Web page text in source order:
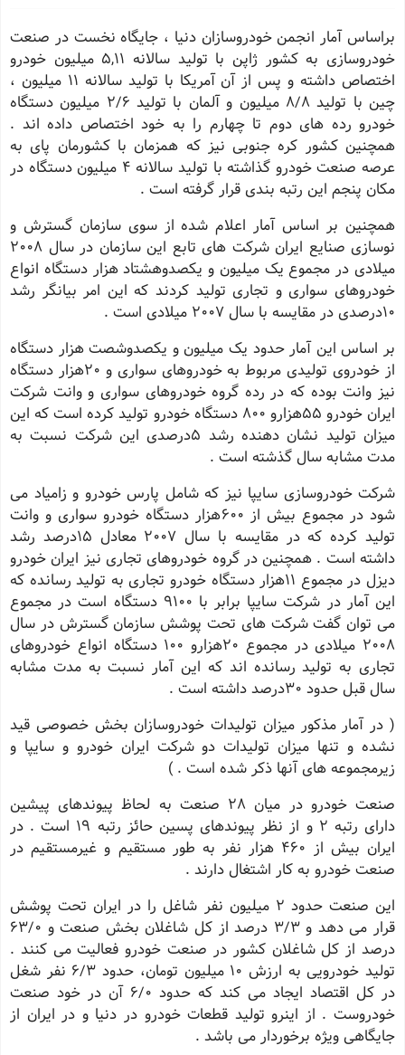
براساس آمار انجمن خودروسازان دنیا ، جایگاه نخست در صنعت
خودروسازی به کشور ژاپن با تولید سالانه 5,11 میلیون خودرو
اختصاص داشته و پس از آن آمریکا با تولید سالانه 11 میلیون ،
چین با تولید 8/8 میلیون و آلمان با تولید 2/6 میلیون دستگاه
خودرو رده های دوم تا چهارم را به خود اختصاص داده اند .
همچنین کشور کره جنوبی نیز که همزمان با کشورمان پای به
عرصه صنعت خودرو گذاشته با تولید سالانه 4 میلیون دستگاه در
مکان پنجم این رتبه بندی قرار گرفته است .
همچنین بر اساس آمار اعلام شده از سوی سازمان گسترش و
نوسازی صنایع ایران شرکت های تابع این سازمان در سال 2008
میلادی در مجموع یک میلیون و یکصدوهشتاد هزار دستگاه انواع
خودروهای سواری و تجاری تولید کردند که این امر بیانگر رشد
10درصدی در مقایسه با سال 2007 میلادی است .
بر اساس این آمار حدود یک میلیون و یکصدوشصت هزار دستگاه
از خودروی تولیدی مربوط به خودروهای سواری و 20هزار دستگاه
نیز وانت بوده که در رده گروه خودروهای سواری و وانت شرکت
ایران خودرو 55هزارو 800 دستگاه خودرو تولید کرده است که این
میزان تولید نشان دهنده رشد 5درصدی این شرکت نسبت به
مدت مشابه سال گذشته است .
شرکت خودروسازی سایپا نیز که شامل پارس خودرو و زامیاد می
شود در مجموع بیش از 600هزار دستگاه خودرو سواری و وانت
تولید کرده که در مقایسه با سال 2007 معادل 15درصد رشد
داشته است . همچنین در گروه خودروهای تجاری نیز ایران خودرو
دیزل در مجموع 11هزار دستگاه خودرو تجاری به تولید رسانده که
این آمار در شرکت سایپا برابر با 9100 دستگاه است در مجموع
می توان گفت شرکت های تحت پوشش سازمان گسترش در سال
2008 میلادی در مجموع 20هزارو 100 دستگاه انواع خودروهای
تجاری به تولید رسانده اند که این آمار نسبت به مدت مشابه
سال قبل حدود 30درصد داشته است .
( در آمار مذکور میزان تولیدات خودروسازان بخش خصوصی قید
نشده و تنها میزان تولیدات دو شرکت ایران خودرو و سایپا و
زیرمجموعه های آنها ذکر شده است . )
صنعت خودرو در میان 28 صنعت به لحاظ پیوندهای پیشین
دارای رتبه 2 و از نظر پیوندهای پسین حائز رتبه 19 است . در
ایران بیش از 460 هزار نفر به طور مستقیم و غیرمستقیم در
صنعت خودرو به کار اشتغال دارند .
این صنعت حدود 2 میلیون نفر شاغل را در ایران تحت پوشش
قرار می دهد و 3/3 درصد از کل شاغلان بخش صنعت و 63/0
درصد از کل شاغلان کشور در صنعت خودرو فعالیت می کنند .
تولید خودرویی به ارزش 10 میلیون تومان، حدود 6/3 نفر شغل
در کل اقتصاد ایجاد می کند که حدود 6/0 آن در خود صنعت
خودروست . از اینرو تولید قطعات خودرو در دنیا و در ایران از
جایگاهی ویژه برخوردار می باشد .